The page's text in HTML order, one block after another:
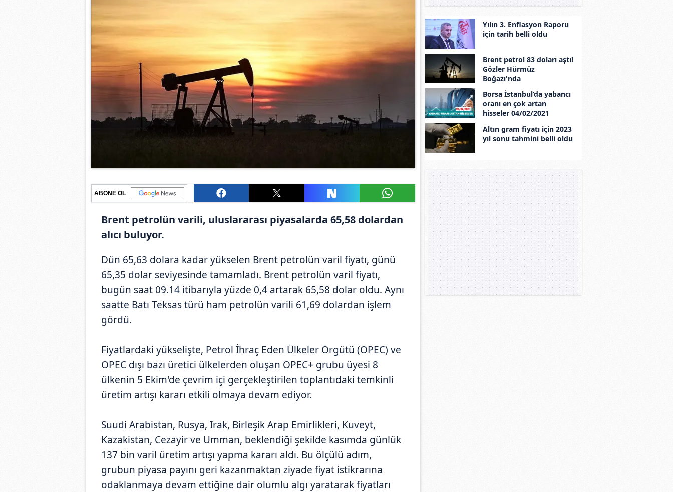
ABONE OL
Brent petrolün varili, uluslararası piyasalarda 65,58 dolardan
alıcı buluyor.
Dün 65,63 dolara kadar yükselen Brent petrolün varil fiyatı, günü
65,35 dolar seviyesinde tamamladı. Brent petrolün varil fiyatı,
bugün saat 09.14 itibarıyla yüzde 0,4 artarak 65,58 dolar oldu. Aynı
saatte Batı Teksas türü ham petrolün varili 61,69 dolardan işlem
gördü.
Fiyatlardaki yükselişte, Petrol İhraç Eden Ülkeler Örgütü (OPEC) ve
OPEC dışı bazı üretici ülkelerden oluşan OPEC+ grubu üyesi 8
ülkenin 5 Ekim'de çevrim içi gerçekleştirilen toplantıdaki temkinli
üretim artışı kararı etkili olmaya devam ediyor.
Suudi Arabistan, Rusya, Irak, Birleşik Arap Emirlikleri, Kuveyt,
Kazakistan, Cezayir ve Umman, beklendiği şekilde kasımda günlük
137 bin varil üretim artışı yapma kararı aldı. Bu ölçülü adım,
grubun piyasa payını geri kazanmaktan ziyade fiyat istikrarına
odaklanmaya devam ettiğine dair olumlu algı yaratarak fiyatları
Yılın 3. Enflasyon Raporu
için tarih belli oldu
Brent petrol 83 doları aştı!
Gözler Hürmüz
Boğazı'nda
Borsa İstanbul’da yabancı
oranı en çok artan
hisseler 04/02/2021
Altın gram fiyatı için 2023
yıl sonu tahmini belli oldu